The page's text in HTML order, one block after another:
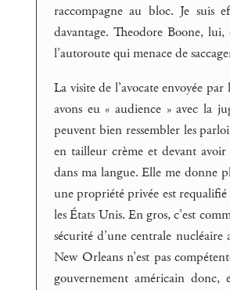
raccompagne au bloc. Je suis
davantage. Theodore Boone,
l’autoroute qui menace de
La visite de l’avocate envoyée
avons eu « audience » avec la
peuvent bien ressembler les
en tailleur crème et devant
dans ma langue. Elle me donne
une propriété privée est requalifié
les États Unis. En gros, c’est
sécurité d’une centrale
New Orleans n’est pas
gouvernement américain